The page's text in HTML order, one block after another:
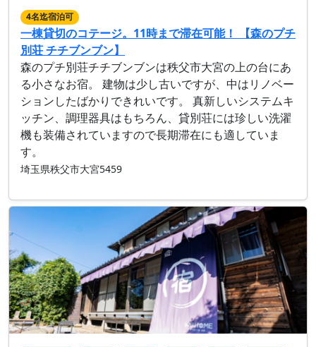
4名迄宿泊可
一棟貸切のコテージ。11時まで滞在可能！ 【森のプチ
別荘 チチブンブン】
森のプチ別荘チチブンブンは秩父市大宮の上の台にあ
る小さなお宿。 建物は少し古いですが、中はリノベー
ションしたばかりできれいです。 真新しいシステムキ
ッチン、調理器具はもちろん、貸別荘には珍しい洗濯
機も装備されていますので長期滞在にも適していま
す。
埼玉県秩父市大宮5459